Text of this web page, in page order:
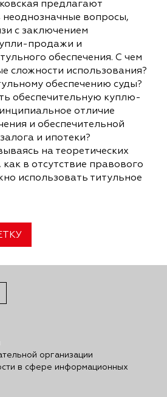
предлагают
вопросы,
с заключением
продажи и
обеспечения. С чем
сложности использования?
обеспечению суды?
обеспечительную куплю-
отличие
и обеспечительной
и ипотеки?
на теоретических
в отсутствие правового
использовать титульное
организации
в сфере информационных